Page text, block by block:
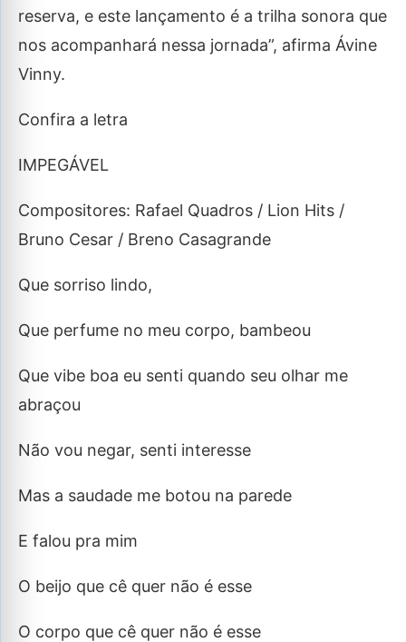
reserva, e este lançamento é a trilha sonora que
nos acompanhará nessa jornada”, afirma Ávine
Vinny.
Confira a letra
IMPEGÁVEL
Compositores: Rafael Quadros / Lion Hits /
Bruno Cesar / Breno Casagrande
Que sorriso lindo,
Que perfume no meu corpo, bambeou
Que vibe boa eu senti quando seu olhar me
abraçou
Não vou negar, senti interesse
Mas a saudade me botou na parede
E falou pra mim
O beijo que cê quer não é esse
O corpo que cê quer não é esse